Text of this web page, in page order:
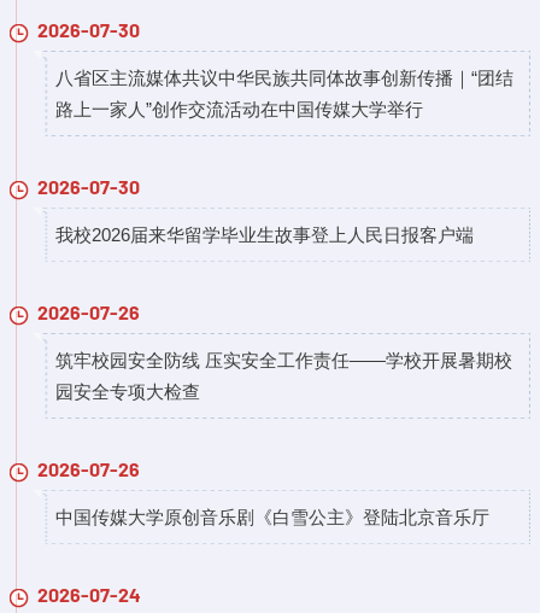
2026-07-30
八省区主流媒体共议中华民族共同体故事创新传播｜“团结
路上一家人”创作交流活动在中国传媒大学举行
2026-07-30
​我校2026届来华留学毕业生故事登上人民日报客户端
2026-07-26
筑牢校园安全防线 压实安全工作责任——学校开展暑期校
园安全专项大检查
2026-07-26
中国传媒大学原创音乐剧《白雪公主》登陆北京音乐厅
2026-07-24